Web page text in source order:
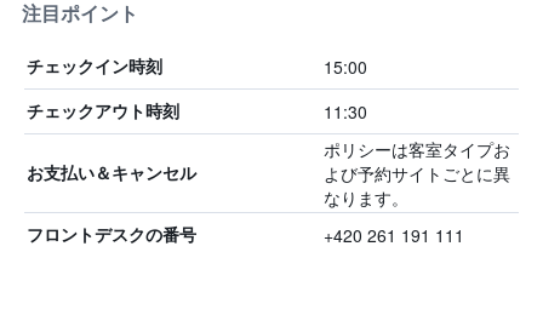
注目ポイント
チェックイン時刻 15:00
チェックアウト時刻 11:30
お支払い＆キャンセル
ポリシーは客室タイプお
よび予約サイトごとに異
なります。
フロントデスクの番号 +420 261 191 111